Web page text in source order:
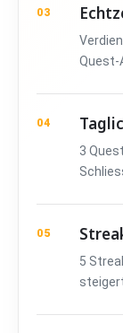
03
Quest-
04
3
05
5